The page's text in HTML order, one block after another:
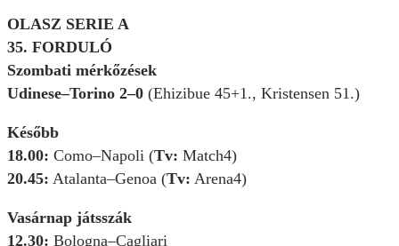
OLASZ SERIE A
35. FORDULÓ
Szombati mérkőzések
Udinese–Torino 2–0 (Ehizibue 45+1., Kristensen 51.)
Később
18.00: Como–Napoli (Tv: Match4)
20.45: Atalanta–Genoa (Tv: Arena4)
Vasárnap játsszák
12.30: Bologna–Cagliari